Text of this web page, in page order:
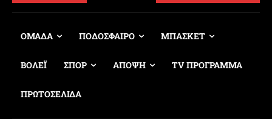
ΟΜΑΔΑ ΠΟΔΟΣΦΑΙΡΟ ΜΠΑΣΚΕΤ
ΒΟΛΕΪ ΣΠΟΡ ΑΠΟΨΗ TV ΠΡΟΓΡΑΜΜΑ
ΠΡΩΤΟΣΕΛΙΔΑ